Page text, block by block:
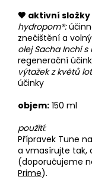
🖤 aktivní složky
hydropom®:
znečištění a
olej Sacha Inchi
regenerační
výtažek z květů
účinky
objem: 150 ml
použití:
Přípravek Tune
a vmasírujte tak,
(doporučujeme
Prime).